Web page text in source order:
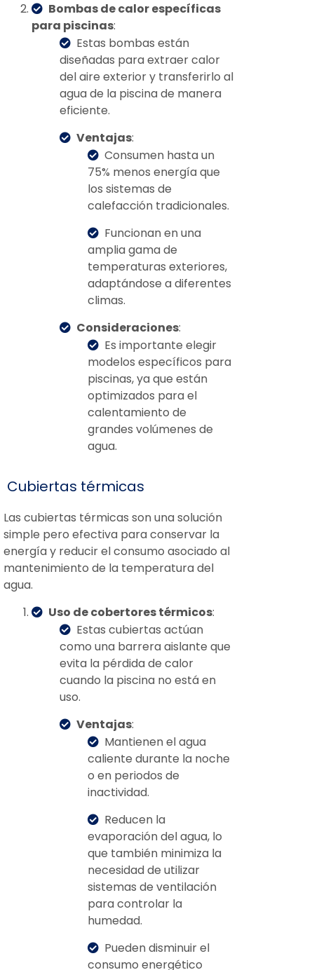
Bombas de calor específicas
para piscinas:
Estas bombas están
diseñadas para extraer calor
del aire exterior y transferirlo al
agua de la piscina de manera
eficiente.
Ventajas:
Consumen hasta un
75% menos energía que
los sistemas de
calefacción tradicionales.
Funcionan en una
amplia gama de
temperaturas exteriores,
adaptándose a diferentes
climas.
Consideraciones:
Es importante elegir
modelos específicos para
piscinas, ya que están
optimizados para el
calentamiento de
grandes volúmenes de
agua.
Cubiertas térmicas
Las cubiertas térmicas son una solución
simple pero efectiva para conservar la
energía y reducir el consumo asociado al
mantenimiento de la temperatura del
agua.
Uso de cobertores térmicos:
Estas cubiertas actúan
como una barrera aislante que
evita la pérdida de calor
cuando la piscina no está en
uso.
Ventajas:
Mantienen el agua
caliente durante la noche
o en periodos de
inactividad.
Reducen la
evaporación del agua, lo
que también minimiza la
necesidad de utilizar
sistemas de ventilación
para controlar la
humedad.
Pueden disminuir el
consumo energético